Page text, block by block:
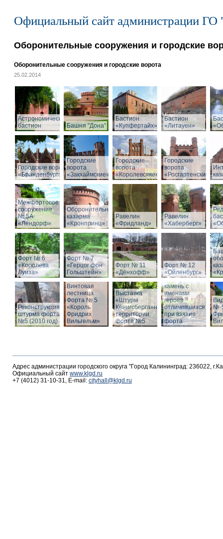
Официальный сайт администрации ГО
Оборонительные сооружения и городские
Оборонительные сооружения и городские ворота
25.02.2014
Астрономический
бастион
Башня "Дона"
Бастион
«Купфертайх»
Бастион
«Литауен»
Городские ворота
«Бранденбургские»
Городские
ворота
«Закхаймские»
Городские
ворота
«Королевские»
Городские
ворота
«Росгартенские»
Межфортовое
сооружение
№ 5А
«Лендорф»
Оборонительная
казарма
«Кронпринц»
Равелин
«Фридланд»
Равелин
«Хаберберг»
Форт № 6
«Королева
Луиза»
Форт № 7
«Герцог фон
Гольштейн»
Форт № 11
«Дёнхофф»
Форт № 12
«Ойленбург»
Реконструкция
штурма форта
№5 (2010 год)
Винтовая
лестница
Форта № 5
«Король
Фридрих
Вильгельм»
Выставка
«Штурм
Кёнигсберга»на
территории
форта №5
Мемориальный
камень с
именами
героев
отличившихся
при взятие
форта
№-
Адрес администрации городского округа "Город Калининград: 236022,
Официальный сайт www.klgd.ru
+7 (4012) 31-10-31, E-mail: cityhall@klgd.ru